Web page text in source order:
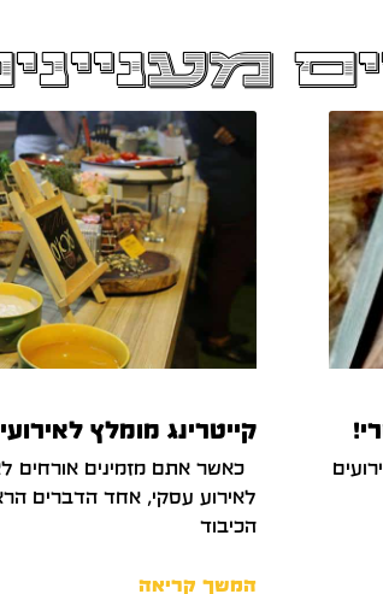
קייטרינג מומלץ
כאשר אתם מזמינים אורחים
לאירוע עסקי, אחד הדברים
הכיבוד
המשך קריאה